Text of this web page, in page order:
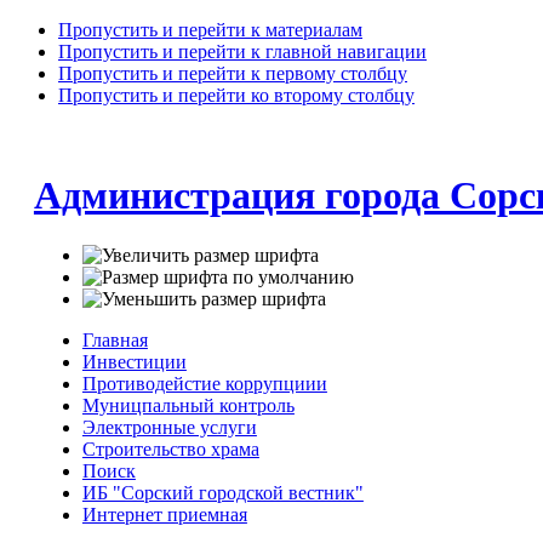
Пропустить и перейти к материалам
Пропустить и перейти к главной навигации
Пропустить и перейти к первому столбцу
Пропустить и перейти ко второму столбцу
Администрация города
Главная
Инвестиции
Противодейстие коррупциии
Муницпальный контроль
Электронные услуги
Строительство храма
Поиск
ИБ "Сорский городской вестник"
Интернет приемная